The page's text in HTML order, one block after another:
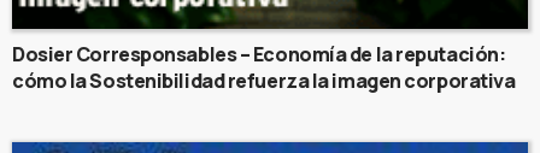
Dosier Corresponsables – Economía de la reputación:
cómo la Sostenibilidad refuerza la imagen corporativa